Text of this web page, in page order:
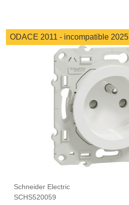
ODACE 2011 - incompatible 2025
Schneider Electric
SCHS520059